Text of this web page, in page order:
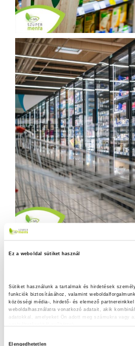
Ez a weboldal sütiket használ
Sütiket használunk a tartalmak és hirdetések
funkciók biztosításához, valamint
közösségi média-, hirdető- és elemező
weboldalhasználatra vonatkozó adatait, akik
adatokkal, amelyeket Ön adott meg számukra vagy
Elengedhetetlen